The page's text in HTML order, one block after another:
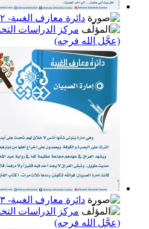
دائرة معارف الغيبة- ٣٢
مركز الدراسات
(عجَّل الله فرجه)
دائرة معارف الغيبة- ٣٣
مركز الدراسات
(عجَّل الله فرجه)